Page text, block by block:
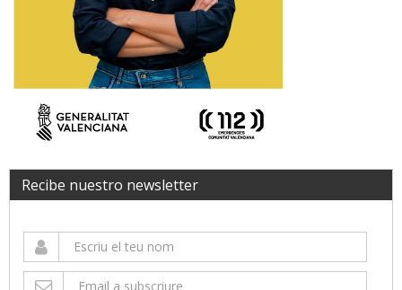
Recibe nuestro newsletter